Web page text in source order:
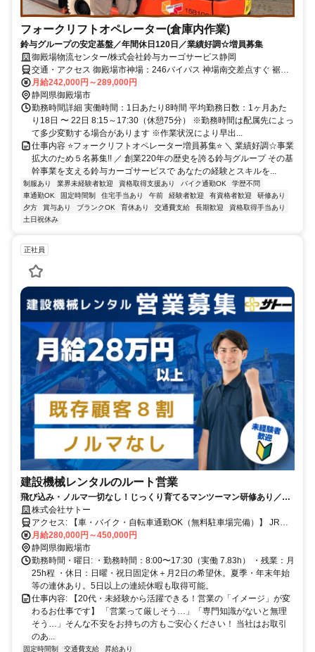
フォークリフトオペレーター(倉庫内作業)
鈴与グループの安定基盤／年間休日120日／業績好調☆増員募集
御殿場物流センター/株式会社鈴与カーゴサービス静岡
交通・アクセス 御殿場市神場：246バイパス 神場南交差点すぐ 裾野
方面からも通勤便利です JR御殿場線 南御殿場駅から車で５分 JR御
殿場線 富士岡駅から車で８分
月給242,000円～289,000円
静岡県御殿場市
勤務時間詳細 実働時間：1日あたり8時間 平均勤務日数：1ヶ月あた
り18日 〜 22日 8:15～17:30（休憩75分） ※勤務時間は配属先によっ
て多少変動する場合があります ※作業状況により早出...
仕事内容 ⭐フォークリフトオペレーター増員募集⭐ ＼ 業績好調☆事業
拡大のため５名募集!! ／ 創業220年の歴史を誇る鈴与グループ その基
幹事業を支える鈴与カーゴサービスで あなたの経験とスキルを...
制服あり 業界未経験者歓迎 資格取得支援あり バイク通勤OK
学歴不問
車通勤OK
固定時間制 住宅手当あり 午前 経験者歓迎 有資格者歓迎
研修あり
夕方
賞与あり ブランクOK 育休あり 交通費支給 長期歓迎
資格取得手当あり
土日祝休み
正社員
建設機械レンタルのルート営業
飛び込み・ノルマ一切なし！じっくり育てるマンツーマン研修あり／創
業45年の安定企業で安心スタート
株式会社サトー
アクセス: 【車・バイク・自転車通勤OK（無料駐車場完備）】 JR御
殿場線「南御殿場駅」より車で約6分 JR御殿場線「御殿場駅」より車
で約10分 JR御殿場線「裾野駅」より車で約15分 ※国道246号バイパ
ス近く！東名高速「駒門スマートIC」より車で5分の好立地です。 ※
御殿場市内はもちろん、裾野市、駿東郡小山町、沼津市、箱根町から
も通勤便利な場所です。
月給280,000円～450,000円
静岡県御殿場市
勤務時間・曜日: ・勤務時間：8:00〜17:30（実働 7.83h） ・残業：月
25h程 ・休日：日曜・祝日固定休＋月2日の希望休。夏季・年末年始
等の連休あり。5日以上の連続休暇も取得可能。
仕事内容: 【20代・未経験から活躍できる！営業の「イメージ」が変
わるお仕事です】 「営業って厳しそう…」「専門知識がないと無理
そう…」そんな不安をお持ちの方もご安心ください！ 当社はお取引
のあ...
固定時間制 交通費支給 昇給あり